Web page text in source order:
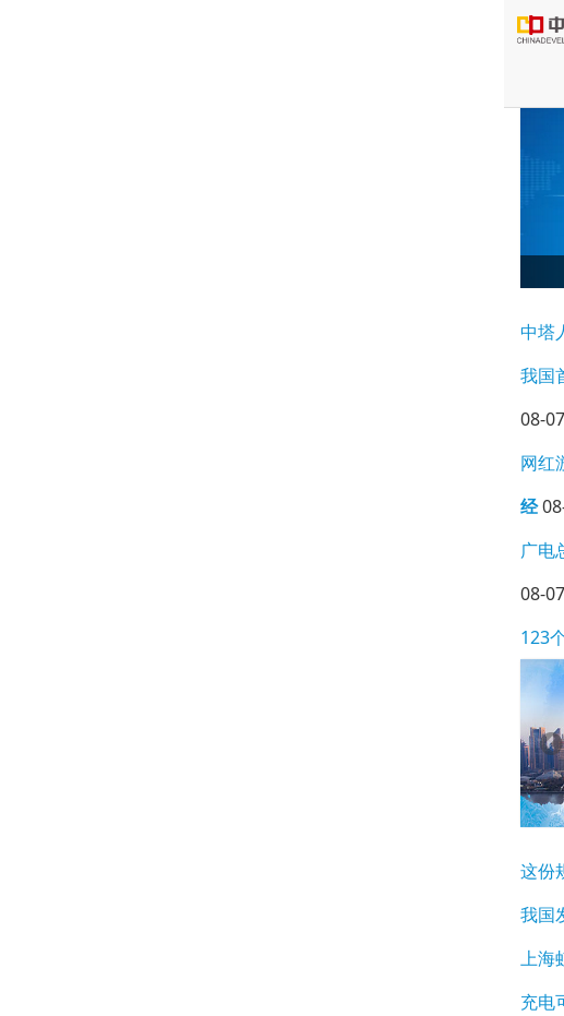
中塔
我国
08-07
网红
经
广电
08-07
123
这份
我国
上海
充电